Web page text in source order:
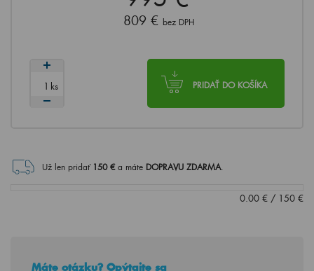
809 € bez DPH
PRIDAŤ DO KOŠÍKA
ks
Už len pridať 150€ a máte DOPRAVU ZDARMA.
0.00 € / 150 €
Máte otázku? Opýtajte sa